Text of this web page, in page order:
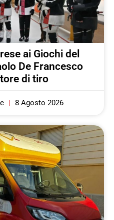
ai Giochi del
De Francesco
di tiro
8 Agosto 2026